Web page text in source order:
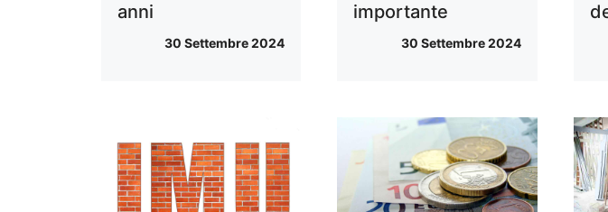
anni
30 Settembre 2024
importante
30 Settembre 2024